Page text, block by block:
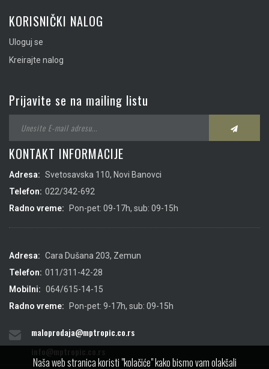
KORISNIČKI NALOG
Uloguj se
Kreirajte nalog
Prijavite se na mailing listu
KONTAKT INFORMACIJE
Adresa: Svetosavska 110, Novi Banovci
Telefon: 022/342-692
Radno vreme:
Pon-pet: 09-17h, sub: 09-15h
Adresa: Cara Dušana 203, Zemun
Telefon: 011/311-42-28
Mobilni: 064/615-14-15
Radno vreme:
Pon-pet: 9-17h, sub: 09-15h
maloprodaja@mptropic.co.rs
Naša web stranica koristi "kolačiće" kako bismo vam olakšali